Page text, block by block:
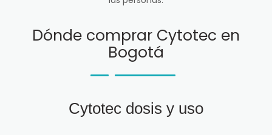
Dónde comprar Cytotec en
Bogotá
Cytotec dosis y uso